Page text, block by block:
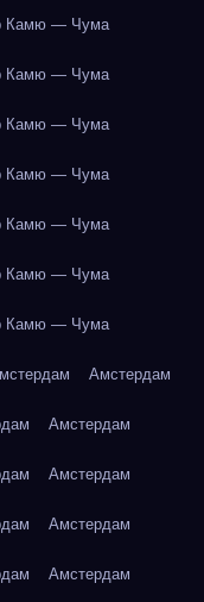
Камю — Чума
Камю — Чума
Камю — Чума
Камю — Чума
Камю — Чума
Камю — Чума
Камю — Чума
Амстердам
Амстердам
Амстердам
Амстердам
Амстердам